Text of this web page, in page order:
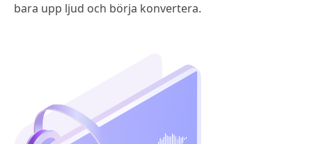
bara upp ljud och börja konvertera.